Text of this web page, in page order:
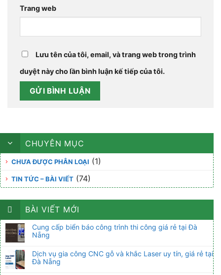
Trang web
Lưu tên của tôi, email, và trang web trong trình
duyệt này cho lần bình luận kế tiếp của tôi.
CHUYÊN MỤC
CHƯA ĐƯỢC PHÂN LOẠI (1)
TIN TỨC – BÀI VIẾT (74)
BÀI VIẾT MỚI
Cung cấp biển báo công trình thi công giá rẻ tại Đà
Nẵng
Dịch vụ gia công CNC gỗ và khắc Laser uy tín, giá rẻ tại
Đà Nẵng